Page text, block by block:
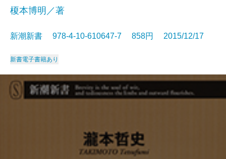
榎本博明／著
新潮新書 978-4-10-610647-7 858円 2015/12/17
新書電子書籍あり